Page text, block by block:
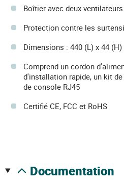
Boîtier avec deux ventilateurs
Protection contre les
Dimensions : 440 (L) x 44
Comprend un cordon
d'installation rapide, un kit
de console RJ45
Certifié CE, FCC et RoHS
documentation